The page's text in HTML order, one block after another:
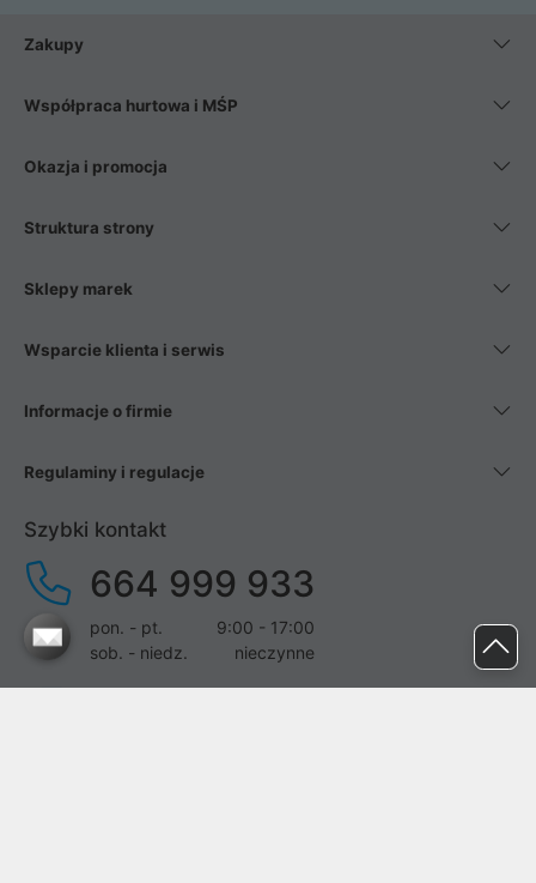
Zakupy
Współpraca hurtowa i MŚP
Okazja i promocja
Struktura strony
Sklepy marek
Wsparcie klienta i serwis
Informacje o firmie
Regulaminy i regulacje
Szybki kontakt
664 999 933
pon. - pt.
9:00 - 17:00
sob. - niedz.
nieczynne